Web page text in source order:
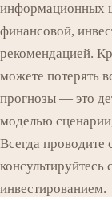
информационных
финансовой,
рекомендацией.
можете потерять
прогнозы — это
моделью
Всегда проводите
инвестированием.